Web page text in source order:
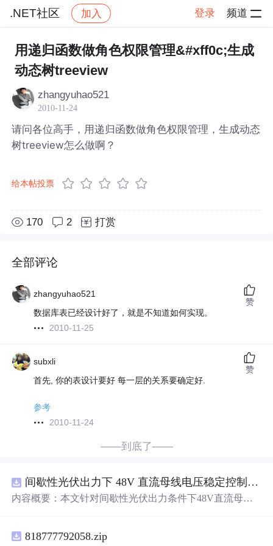
.NET社区 加入 登录 频道
社区 .NET社区 帖子详情
用递归函数做角色权限管理&#xff0c;生成
动态树treeview
zhangyuhao521
2010-11-24
请问各位高手，用递归函数做角色权限管理，生成动态
树treeview怎么做啊？
给本帖投票
170 2 打赏
全部评论
zhangyuhao521
数据库表已经设计好了，就是不知道如何实现。
2010-11-25
赞
subxli
首先, 你的表设计要好 每一层的关系要确定好.
参考
2010-11-24
赞
——到底了——
间歇性光伏出力下 48V 直流母线电压稳定控制及储能双向充放电闭环调控体系研究（Simulink仿真实现）
内容概要：本文针对间歇性光伏出力条件下48V直流母线
含光伏阵列、Boost型DC-DC变换器、双向DC-DC变换器
818777792058.zip